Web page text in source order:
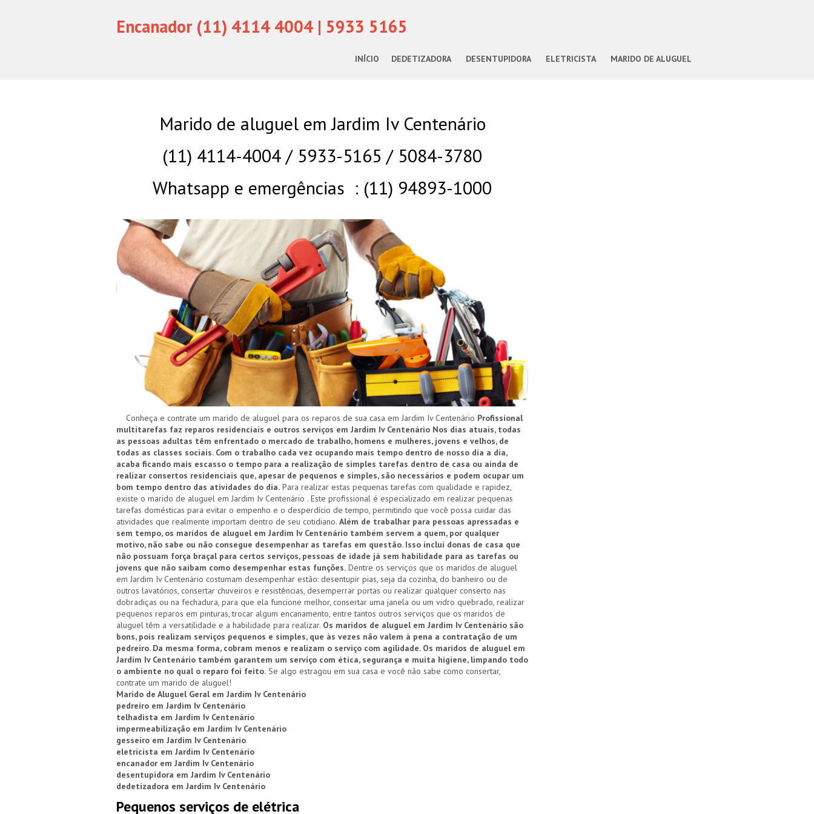
Encanador (11) 4114 4004 | 5933 5165
INÍCIO DEDETIZADORA DESENTUPIDORA ELETRICISTA MARIDO DE ALUGUEL
Marido de aluguel em Jardim Iv Centenário
(11) 4114-4004 / 5933-5165 / 5084-3780
Whatsapp e emergências : (11) 94893-1000
Conheça e contrate um marido de aluguel para os reparos de sua casa em Jardim Iv Centenário Profissional
multitarefas faz reparos residenciais e outros serviços em Jardim Iv Centenário Nos dias atuais, todas
as pessoas adultas têm enfrentado o mercado de trabalho, homens e mulheres, jovens e velhos, de
todas as classes sociais. Com o trabalho cada vez ocupando mais tempo dentro de nosso dia a dia,
acaba ficando mais escasso o tempo para a realização de simples tarefas dentro de casa ou ainda de
realizar consertos residenciais que, apesar de pequenos e simples, são necessários e podem ocupar um
bom tempo dentro das atividades do dia. Para realizar estas pequenas tarefas com qualidade e rapidez,
existe o marido de aluguel em Jardim Iv Centenário . Este profissional é especializado em realizar pequenas
tarefas domésticas para evitar o empenho e o desperdício de tempo, permitindo que você possa cuidar das
atividades que realmente importam dentro de seu cotidiano. Além de trabalhar para pessoas apressadas e
sem tempo, os maridos de aluguel em Jardim Iv Centenário também servem a quem, por qualquer
motivo, não sabe ou não consegue desempenhar as tarefas em questão. Isso inclui donas de casa que
não possuam força braçal para certos serviços, pessoas de idade já sem habilidade para as tarefas ou
jovens que não saibam como desempenhar estas funções. Dentre os serviços que os maridos de aluguel
em Jardim Iv Centenário costumam desempenhar estão: desentupir pias, seja da cozinha, do banheiro ou de
outros lavatórios, consertar chuveiros e resistências, desemperrar portas ou realizar qualquer conserto nas
dobradiças ou na fechadura, para que ela funcione melhor, consertar uma janela ou um vidro quebrado, realizar
pequenos reparos em pinturas, trocar algum encanamento, entre tantos outros serviços que os maridos de
aluguel têm a versatilidade e a habilidade para realizar. Os maridos de aluguel em Jardim Iv Centenário são
bons, pois realizam serviços pequenos e simples, que às vezes não valem à pena a contratação de um
pedreiro. Da mesma forma, cobram menos e realizam o serviço com agilidade. Os maridos de aluguel em
Jardim Iv Centenário também garantem um serviço com ética, segurança e muita higiene, limpando todo
o ambiente no qual o reparo foi feito. Se algo estragou em sua casa e você não sabe como consertar,
contrate um marido de aluguel!
Marido de Aluguel Geral em Jardim Iv Centenário
pedreiro em Jardim Iv Centenário
telhadista em Jardim Iv Centenário
impermeabilização em Jardim Iv Centenário
gesseiro em Jardim Iv Centenário
eletricista em Jardim Iv Centenário
encanador em Jardim Iv Centenário
desentupidora em Jardim Iv Centenário
dedetizadora em Jardim Iv Centenário
Pequenos serviços de elétrica